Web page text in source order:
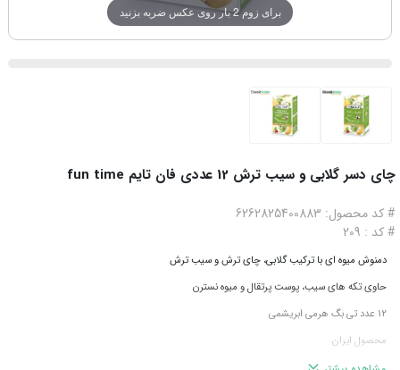
برای زوم 2 بار روی عکس ضربه بزنید
چای دسر گلابی و سیب ترش 12 عددی فان تایم fun time
# کد محصول: 6262825400883
# کد : 209
دمنوش میوه ای با ترکیب گلابی، چای ترش و سیب ترش
حاوی تکه های سیب، پوست پرتقال و میوه نسترن
12 عدد تی بگ هرمی ابریشمی
محصول ایران